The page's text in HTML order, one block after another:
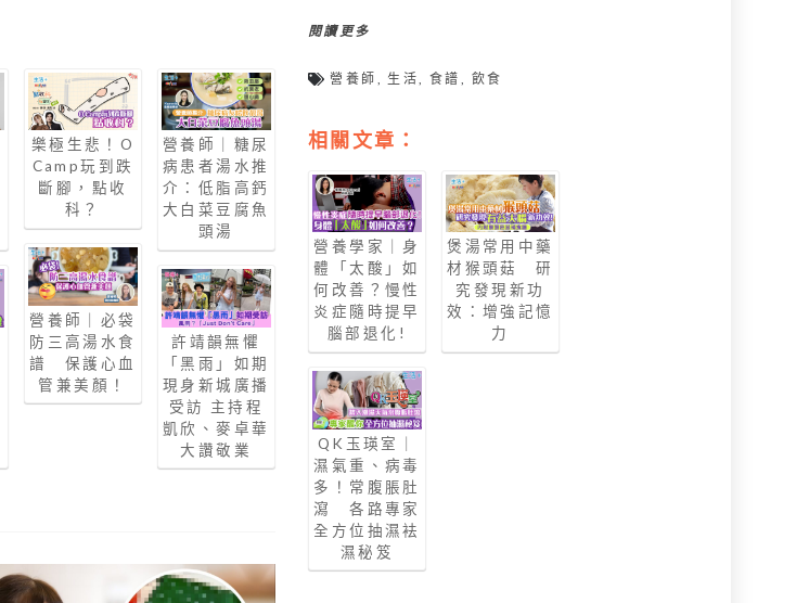
樂極生悲！O
Camp玩到跌
斷腳，點收
科？
營養師｜必袋
防三高湯水食
譜 保護心血
管兼美顏！
營養師｜糖尿
病患者湯水推
介：低脂高鈣
大白菜豆腐魚
頭湯
許靖韻無懼
「黑雨」如期
現身新城廣播
受訪 主持程
凱欣、麥卓華
大讚敬業
閱讀更多
營養師 , 生活, 食譜 , 飲食
相關文章：
營養學家｜身
體「太酸」如
何改善？慢性
炎症隨時提早
腦部退化!
QK玉瑛室｜
濕氣重、病毒
多！常腹脹肚
瀉 各路專家
全方位抽濕袪
濕秘笈
煲湯常用中藥
材猴頭菇 研
究發現新功
效：增強記憶
力